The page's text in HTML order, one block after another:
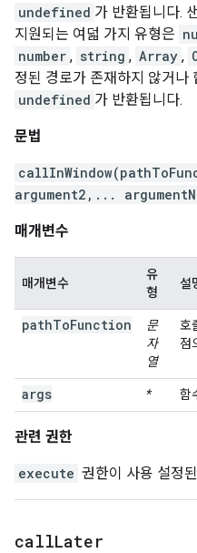
undefined 가 반환됩니다.
지원되는 여덟 가지 유형은
number , string , Array ,
정된 경로가 존재하지 않거나
undefined 가 반환됩니다.
문법
argument2,...
매개변수
매개변수
유
형
설
pathToFunction
문
자
열
호
점
args * 함
관련 권한
execute 권한이 사용 설정된
callLater